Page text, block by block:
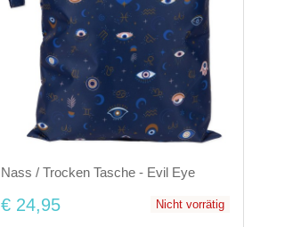
Nass / Trocken Tasche - Evil Eye
€ 24,95 Nicht vorrätig